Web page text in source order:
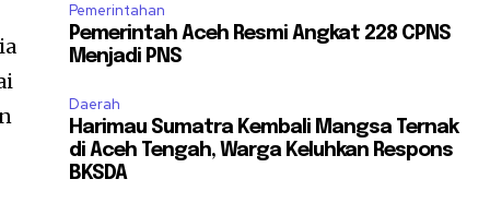
Pemerintahan
Pemerintah Aceh Resmi Angkat 228 CPNS
Menjadi PNS
Daerah
Harimau Sumatra Kembali Mangsa Ternak
di Aceh Tengah, Warga Keluhkan Respons
BKSDA